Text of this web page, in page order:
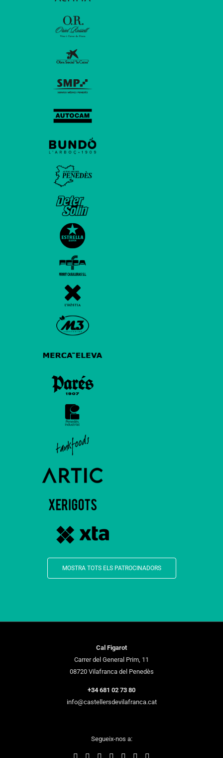
MOSTRA TOTS ELS PATROCINADORS
Cal Figarot
Carrer del General Prim, 11
08720 Vilafranca del Penedès
+34 681 02 73 80
info@castellersdevilafranca.cat
Segueix-nos a: